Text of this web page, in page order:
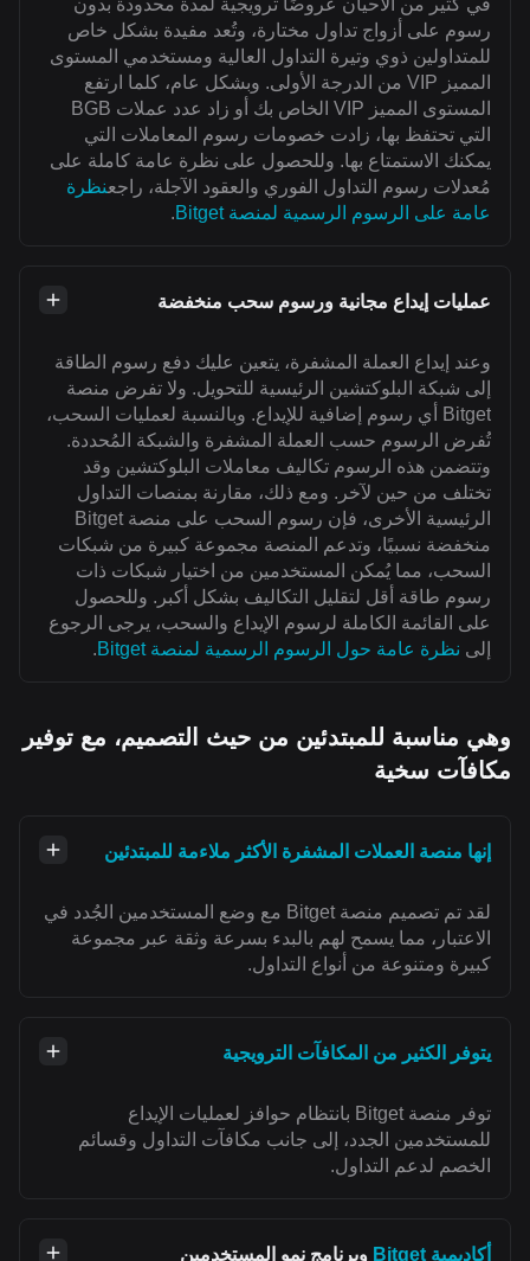
رسوم على أزواج تداول مختارة، وتُعد مفيدة بشكل خاص
للمتداولين ذوي وتيرة التداول العالية ومستخدمي المستوى
المميز VIP من الدرجة الأولى. وبشكل عام، كلما ارتفع
المستوى المميز VIP الخاص بك أو زاد عدد عملات BGB
التي تحتفظ بها، زادت خصومات رسوم المعاملات التي
يمكنك الاستمتاع بها. وللحصول على نظرة عامة كاملة على
مُعدلات رسوم التداول الفوري والعقود الآجلة، راجعنظرة
عامة على الرسوم الرسمية لمنصة Bitget
.
عمليات إيداع مجانية ورسوم سحب منخفضة
وعند إيداع العملة المشفرة، يتعين عليك دفع رسوم الطاقة
إلى شبكة البلوكتشين الرئيسية للتحويل. ولا تفرض منصة
Bitget أي رسوم إضافية للإيداع. وبالنسبة لعمليات السحب،
تُفرض الرسوم حسب العملة المشفرة والشبكة المُحددة.
وتتضمن هذه الرسوم تكاليف معاملات البلوكتشين وقد
تختلف من حين لآخر. ومع ذلك، مقارنة بمنصات التداول
الرئيسية الأخرى، فإن رسوم السحب على منصة Bitget
منخفضة نسبيًا، وتدعم المنصة مجموعة كبيرة من شبكات
السحب، مما يُمكن المستخدمين من اختيار شبكات ذات
رسوم طاقة أقل لتقليل التكاليف بشكل أكبر. وللحصول
على القائمة الكاملة لرسوم الإيداع والسحب، يرجى الرجوع
إلى نظرة عامة حول الرسوم الرسمية لمنصة Bitget .
وهي مناسبة للمبتدئين من حيث التصميم، مع توفير
مكافآت سخية
إنها منصة العملات المشفرة الأكثر ملاءمة للمبتدئين
لقد تم تصميم منصة Bitget مع وضع المستخدمين الجُدد في
الاعتبار، مما يسمح لهم بالبدء بسرعة وثقة عبر مجموعة
كبيرة ومتنوعة من أنواع التداول.
يتوفر الكثير من المكافآت الترويجية
توفر منصة Bitget بانتظام حوافز لعمليات الإيداع
للمستخدمين الجدد، إلى جانب مكافآت التداول وقسائم
الخصم لدعم التداول.
أكاديمية Bitget وبرنامج نمو المستخدمين